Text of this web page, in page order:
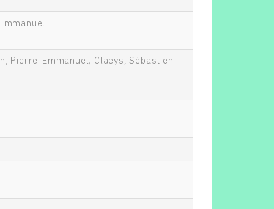
Pierre-Emmanuel; Claeys, Sébastien